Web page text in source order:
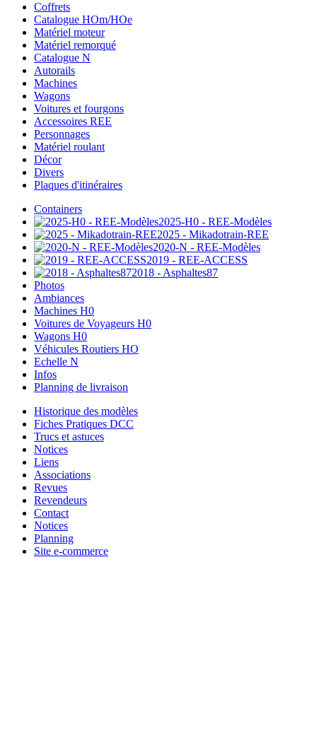
Coffrets
Catalogue HOm/HOe
Matériel moteur
Matériel remorqué
Catalogue N
Autorails
Machines
Wagons
Voitures et fourgons
Accessoires REE
Personnages
Matériel roulant
Décor
Divers
Plaques d'itinéraires
Containers
2025-H0 - REE-Modèles
2025 - Mikadotrain-REE
2020-N - REE-Modèles
2019 - REE-ACCESS
2018 - Asphaltes87
Photos
Ambiances
Machines H0
Voitures de Voyageurs H0
Wagons H0
Véhicules Routiers HO
Echelle N
Infos
Planning de livraison
Historique des modèles
Fiches Pratiques DCC
Trucs et astuces
Notices
Liens
Associations
Revues
Revendeurs
Contact
Notices
Planning
Site e-commerce